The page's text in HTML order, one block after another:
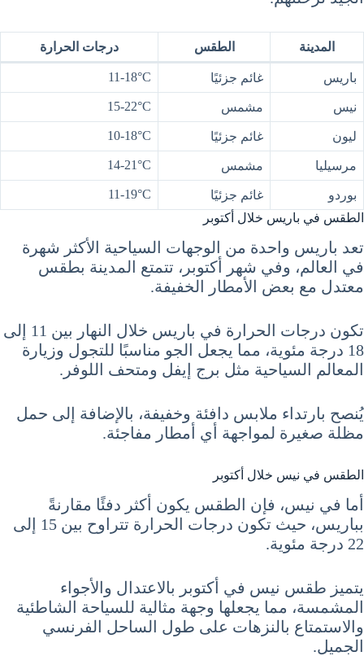
المدينة الطقس درجات الحرارة
باريس غائم جزئيًا 11-18°C
نيس مشمس 15-22°C
ليون غائم جزئيًا 10-18°C
مرسيليا مشمس 14-21°C
بوردو غائم جزئيًا
11-19°C
الطقس في باريس خلال أكتوبر
تعد باريس واحدة من الوجهات السياحية الأكثر شهرة
في العالم، وفي شهر أكتوبر، تتمتع المدينة بطقس
معتدل مع بعض الأمطار الخفيفة.
تكون درجات الحرارة في باريس خلال النهار بين 11 إلى
18 درجة مئوية، مما يجعل الجو مناسبًا للتجول وزيارة
المعالم السياحية مثل برج إيفل ومتحف اللوفر.
يُنصح بارتداء ملابس دافئة وخفيفة، بالإضافة إلى حمل
مظلة صغيرة لمواجهة أي أمطار مفاجئة.
الطقس في نيس خلال أكتوبر
أما في نيس، فإن الطقس يكون أكثر دفئًا مقارنةً
بباريس، حيث تكون درجات الحرارة تتراوح بين 15 إلى
22 درجة مئوية.
يتميز طقس نيس في أكتوبر بالاعتدال والأجواء
المشمسة، مما يجعلها وجهة مثالية للسياحة الشاطئية
والاستمتاع بالنزهات على طول الساحل الفرنسي
الجميل.